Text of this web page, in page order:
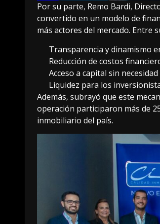
Por su parte, Remo Bardi,
convertido en un modelo de
más actores del mercado. Entre
Transparencia y dinamismo
Reducción de costos
Acceso a capital sin
Liquidez para los
Además, subrayó que este
operación participaron más de
inmobiliario del país.